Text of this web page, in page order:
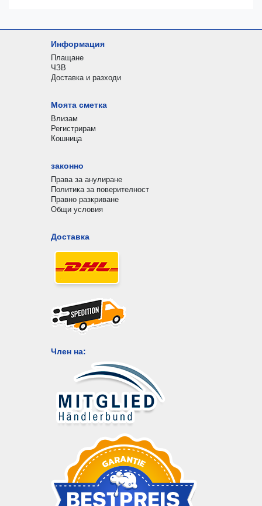
Информация
Плащане
ЧЗВ
Доставка и разходи
Моята сметка
Влизам
Регистрирам
Кошница
законно
Права за анулиране
Политика за поверителност
Правно разкриване
Общи условия
Доставка
Член на: